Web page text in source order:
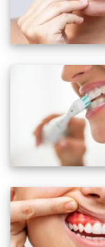
les
?